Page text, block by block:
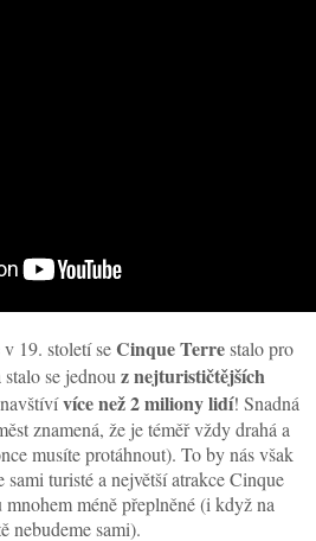
19. století seCinque Terrestalo pro
se jednouz nejturističtějších
více než 2 miliony lidí! Snadná
znamená, že je téměř vždy drahá a
musíte protáhnout). To by nás však
turisté a největší atrakce Cinque
méně přeplněné (i když na
nebudeme sami).